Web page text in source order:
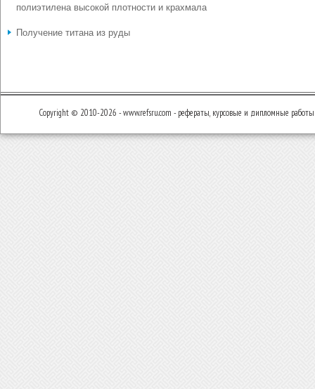
полиэтилена высокой плотности и крахмала
Получение титана из руды
Copyright © 2010-2026 - www.refsru.com - рефераты, курсовые и дипломные работы